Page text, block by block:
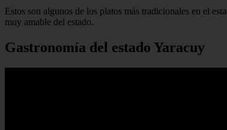
Estos son algunos de los platos más tradicionales en el
muy amable del estado.
Gastronomía del estado Yaracuy